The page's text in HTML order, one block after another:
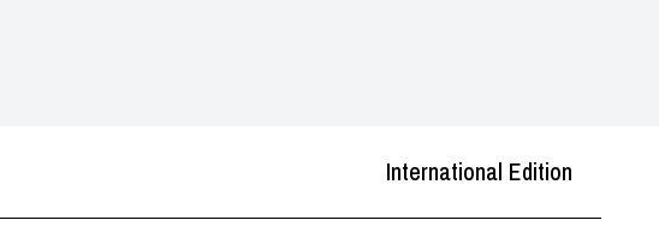
International Edition